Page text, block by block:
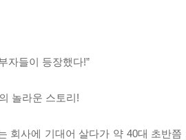
자들이 등장했다!”
놀라운 스토리!
회사에 기대어 살다가 약 40대 초반